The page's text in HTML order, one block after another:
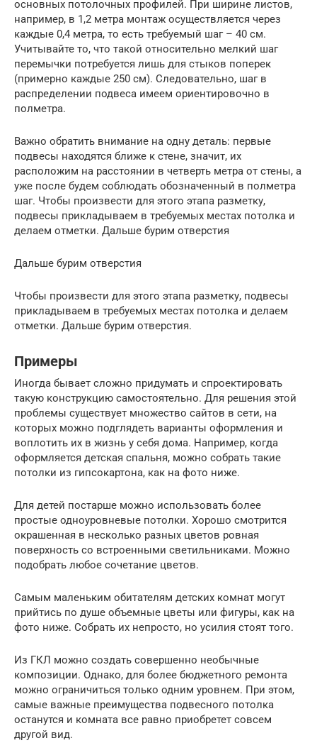
основных потолочных профилей. При ширине листов,
например, в 1,2 метра монтаж осуществляется через
каждые 0,4 метра, то есть требуемый шаг – 40 см.
Учитывайте то, что такой относительно мелкий шаг
перемычки потребуется лишь для стыков поперек
(примерно каждые 250 см). Следовательно, шаг в
распределении подвеса имеем ориентировочно в
полметра.
Важно обратить внимание на одну деталь: первые
подвесы находятся ближе к стене, значит, их
расположим на расстоянии в четверть метра от стены, а
уже после будем соблюдать обозначенный в полметра
шаг. Чтобы произвести для этого этапа разметку,
подвесы прикладываем в требуемых местах потолка и
делаем отметки. Дальше бурим отверстия
Дальше бурим отверстия
Чтобы произвести для этого этапа разметку, подвесы
прикладываем в требуемых местах потолка и делаем
отметки. Дальше бурим отверстия.
Примеры
Иногда бывает сложно придумать и спроектировать
такую конструкцию самостоятельно. Для решения этой
проблемы существует множество сайтов в сети, на
которых можно подглядеть варианты оформления и
воплотить их в жизнь у себя дома. Например, когда
оформляется детская спальня, можно собрать такие
потолки из гипсокартона, как на фото ниже.
Для детей постарше можно использовать более
простые одноуровневые потолки. Хорошо смотрится
окрашенная в несколько разных цветов ровная
поверхность со встроенными светильниками. Можно
подобрать любое сочетание цветов.
Самым маленьким обитателям детских комнат могут
прийтись по душе объемные цветы или фигуры, как на
фото ниже. Собрать их непросто, но усилия стоят того.
Из ГКЛ можно создать совершенно необычные
композиции. Однако, для более бюджетного ремонта
можно ограничиться только одним уровнем. При этом,
самые важные преимущества подвесного потолка
останутся и комната все равно приобретет совсем
другой вид.